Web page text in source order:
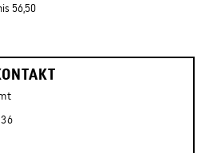
56,50